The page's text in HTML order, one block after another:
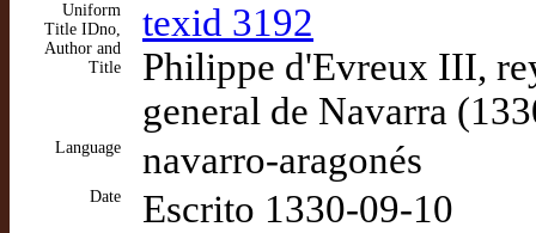
Uniform
Title IDno,
Author and
Title
texid 3192
Philippe d'Evreux III,
general de Navarra
Language navarro-aragonés
Date Escrito 1330-09-10